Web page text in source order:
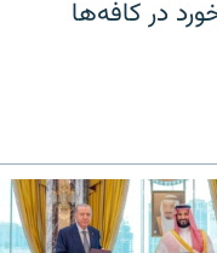
در کافه‌ها